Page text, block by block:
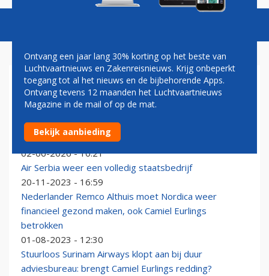
CAMIEL EURLINGS
Voormalig KLM-topman Camiel Eurlings viert
jubileumfeestje mee op Bonaire
02-06-2026 - 10:21
Air Serbia weer een volledig staatsbedrijf
20-11-2023 - 16:59
Nederlander Remco Althuis moet Nordica weer
financieel gezond maken, ook Camiel Eurlings
betrokken
01-08-2023 - 12:30
Stuurloos Surinam Airways klopt aan bij duur
adviesbureau: brengt Camiel Eurlings redding?
Ontvang een jaar lang 30% korting op het beste van
Luchtvaartnieuws en Zakenreisnieuws. Krijg onbeperkt
toegang tot al het nieuws en de bijbehorende Apps.
Ontvang tevens 12 maanden het Luchtvaartnieuws
Magazine in de mail of op de mat.
Bekijk aanbieding